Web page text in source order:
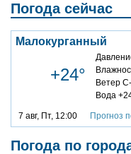
Погода сейчас
Малокурганный
+24°
Ветер
Вода
7 авг, Пт, 12:00 Прогноз
Погода по